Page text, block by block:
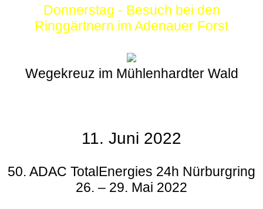
Donnerstag - Besuch bei den
Ringgärtnern im Adenauer Forst
Wegekreuz im Mühlenhardter Wald
11. Juni 2022
50. ADAC TotalEnergies 24h Nürburgring
26. – 29. Mai 2022